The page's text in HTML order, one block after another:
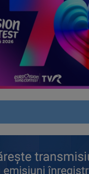
japoneză, lecția 5 /